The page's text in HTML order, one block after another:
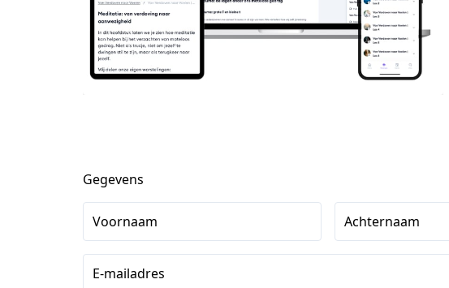
Gegevens
Voornaam Achternaam
E-mailadres